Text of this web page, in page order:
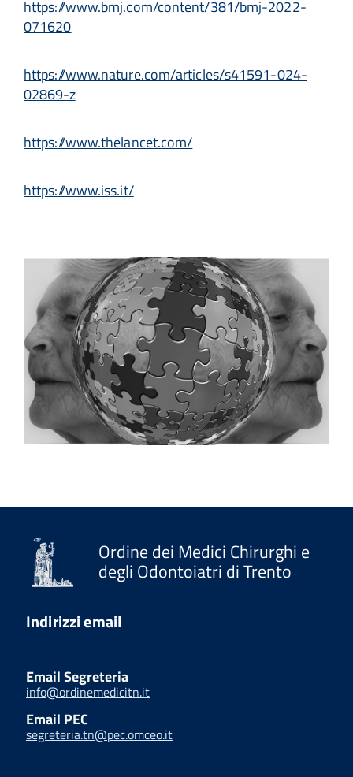
https://www.bmj.com/content/381/bmj-2022-
071620
https://www.nature.com/articles/s41591-024-
02869-z
https://www.thelancet.com/
https://www.iss.it/
Ordine dei Medici Chirurghi e
degli Odontoiatri di Trento
Indirizzi email
Email Segreteria
info@ordinemedicitn.it
Email PEC
segreteria.tn@pec.omceo.it